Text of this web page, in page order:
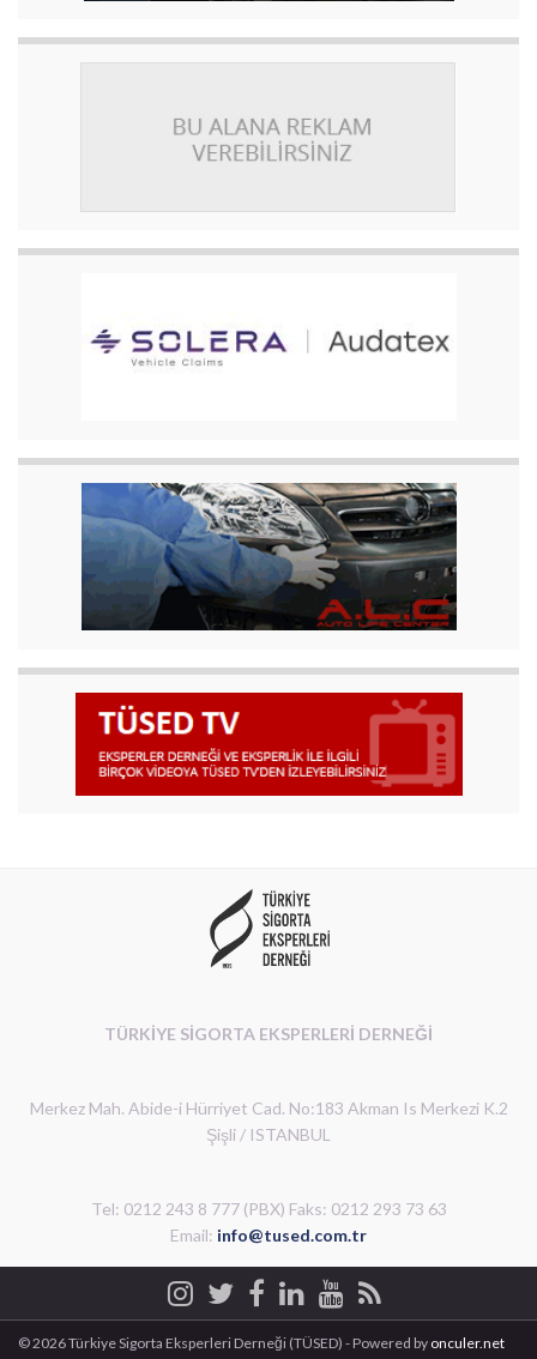
TÜRKİYE SİGORTA EKSPERLERİ DERNEĞİ
Merkez Mah. Abide-i Hürriyet Cad. No:183 Akman Is Merkezi K.2
Şişli / ISTANBUL
Tel: 0212 243 8 777 (PBX) Faks: 0212 293 73 63
Email: info@tused.com.tr
© 2026 Türkiye Sigorta Eksperleri Derneği (TÜSED) - Powered by onculer.net